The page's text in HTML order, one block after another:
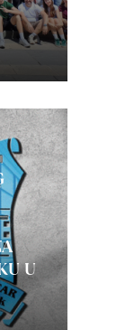
U